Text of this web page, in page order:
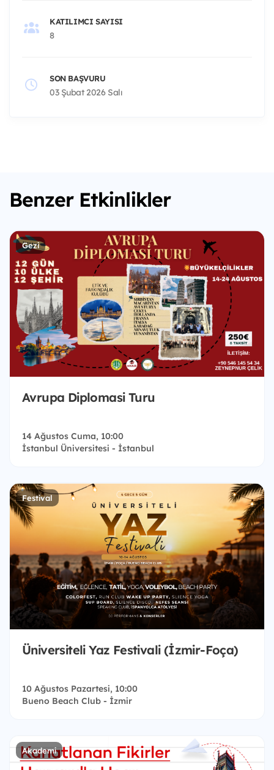
KATILIMCI SAYISI
8
SON BAŞVURU
03 Şubat 2026 Salı
Benzer Etkinlikler
Gezi
Avrupa Diplomasi Turu
14 Ağustos Cuma, 10:00
İstanbul Üniversitesi - İstanbul
Festival
Üniversiteli Yaz Festivali (İzmir-Foça)
10 Ağustos Pazartesi, 10:00
Bueno Beach Club - İzmir
Akademi